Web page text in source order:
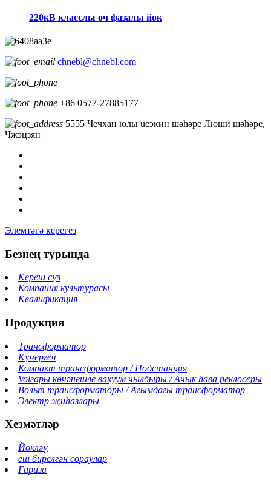
220кВ класслы өч фазалы йөк
chnebl@chnebl.com
+86 0577-27885177
5555 Чечхан юлы ueэкин шәһәре Люши шәһәре,
Чжэцзян
Элемтәгә керегез
Безнең турында
Кереш сүз
Компания культурасы
Квалификация
Продукция
Трансформатор
Күчергеч
Компакт трансформатор / Подстанция
Volгары көчәнешле вакуум чылбыры / Ачык һава реклосеры
Вольт трансформаторы / Агымдагы трансформатор
Электр җиһазлары
Хезмәтләр
Йөкләү
еш бирелгән сораулар
Гариза